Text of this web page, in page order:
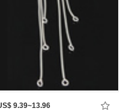
9.39~13.96